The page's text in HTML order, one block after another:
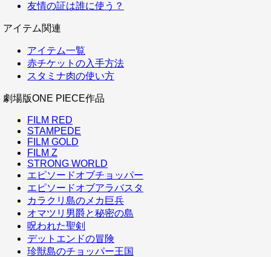
友情の証は誰に使う？
アイテム関連
アイテム一覧
赤チケットの入手方法
スタミナ肉の使い方
劇場版ONE PIECE作品
FILM RED
STAMPEDE
FILM GOLD
FILM Z
STRONG WORLD
エピソードオブチョッパー
エピソードオブアラバスタ
カラクリ島のメカ巨兵
オマツリ男爵と秘密の島
呪われた聖剣
デットエンドの冒険
珍獣島のチョッパー王国